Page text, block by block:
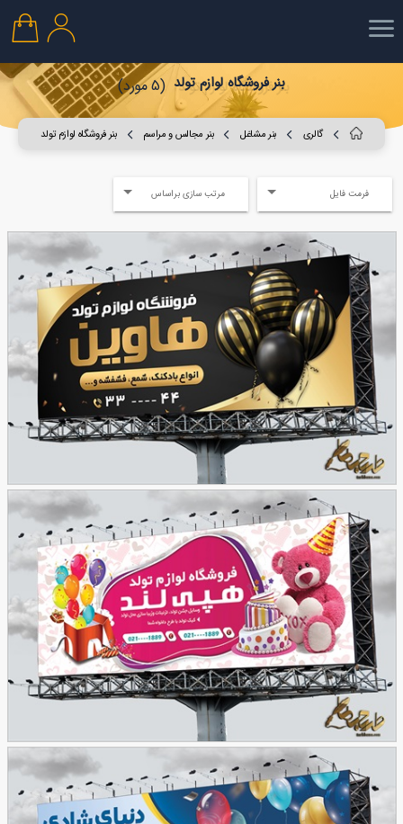
بنر فروشگاه لوازم تولد (5 مورد)
گالری بنر مشاغل بنر مجالس و مراسم بنر فروشگاه لوازم تولد
فرمت فایل مرتب سازی براساس
طرح تابلوی فروشگاه لوازم تولد
39
نمونه طرح بنر فروشگاه لوازم تولد
71